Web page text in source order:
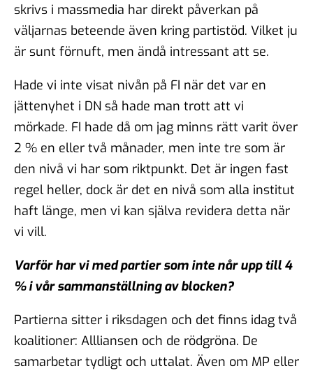
skrivs i massmedia har direkt påverkan på
väljarnas beteende även kring partistöd. Vilket ju
är sunt förnuft, men ändå intressant att se.
Hade vi inte visat nivån på FI när det var en
jättenyhet i DN så hade man trott att vi
mörkade. FI hade då om jag minns rätt varit över
2 % en eller två månader, men inte tre som är
den nivå vi har som riktpunkt. Det är ingen fast
regel heller, dock är det en nivå som alla institut
haft länge, men vi kan själva revidera detta när
vi vill.
Varför har vi med partier som inte når upp till 4
% i vår sammanställning av blocken?
Partierna sitter i riksdagen och det finns idag två
koalitioner: Allliansen och de rödgröna. De
samarbetar tydligt och uttalat. Även om MP eller